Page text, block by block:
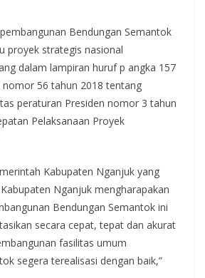
Bendungan Semantok
proyek strategis nasional
dalam lampiran huruf p angka 157
nomor 56 tahun 2018 tentang
peraturan Presiden nomor 3 tahun
Pelaksanaan Proyek
Kabupaten Nganjuk yang
Nganjuk mengharapakan
Bendungan Semantok ini
secara cepat, tepat dan akurat
fasilitas umum
segera terealisasi dengan baik,”